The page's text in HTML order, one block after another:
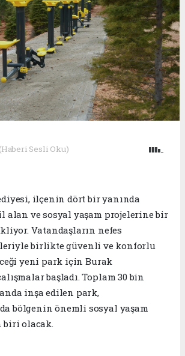
(Haberi Sesli Oku)
ilçenin dört bir yanında
alan ve sosyal yaşam projelerine bir
Vatandaşların nefes
birlikte güvenli ve konforlu
yeni park için Burak
başladı. Toplam 30 bin
inşa edilen park,
bölgenin önemli sosyal yaşam
biri olacak.